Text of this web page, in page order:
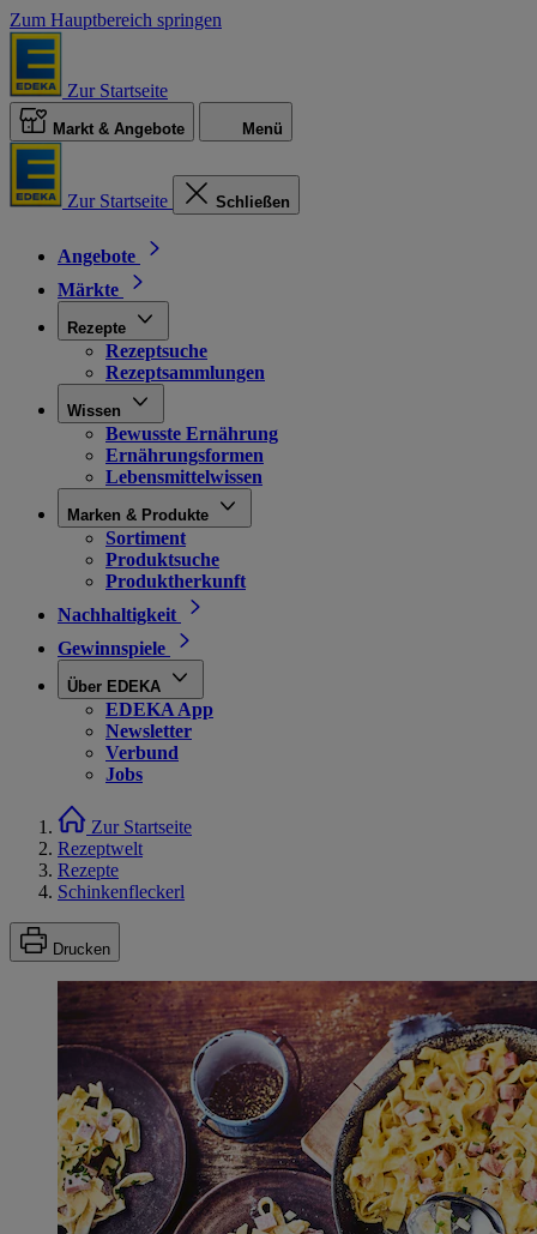
Zum Hauptbereich springen
Zur Startseite
Markt & Angebote Menü
Zur Startseite Schließen
Angebote
Märkte
Rezepte
Rezeptsuche
Rezeptsammlungen
Wissen
Bewusste Ernährung
Ernährungsformen
Lebensmittelwissen
Marken & Produkte
Sortiment
Produktsuche
Produktherkunft
Nachhaltigkeit
Gewinnspiele
Über EDEKA
EDEKA App
Newsletter
Verbund
Jobs
Zur Startseite
Rezeptwelt
Rezepte
Schinkenfleckerl
Drucken